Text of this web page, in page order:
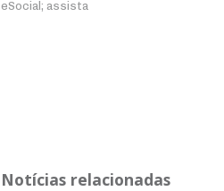
eSocial; assista
Notícias relacionadas